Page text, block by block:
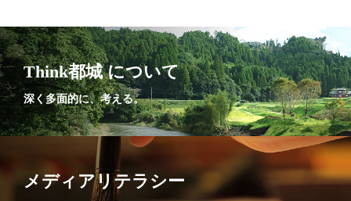
Think都城 について
深く多面的に、考える。
メディアリテラシー